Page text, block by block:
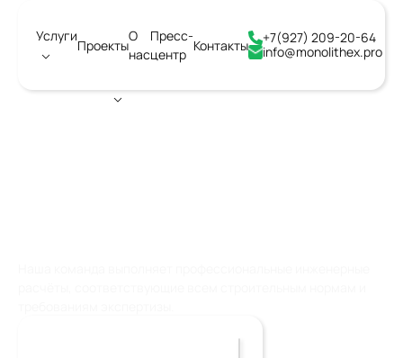
Услуги
Проекты
О
нас
Пресс-
центр
Контакты
+7(927) 209-20-64
info@monolithex.pro